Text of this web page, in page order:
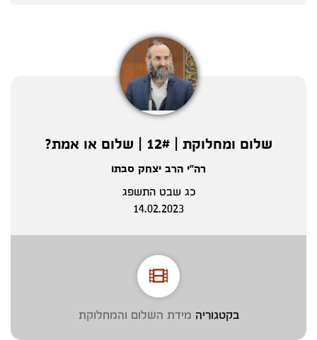
שלום ומחלוקת | 12# | שלום או אמת?
רה"י הרב יצחק סבתו
כג שבט התשפג
14.02.2023
בקטגוריה מידת השלום והמחלוקת